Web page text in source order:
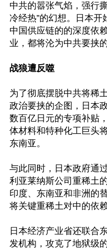
中共的嚣张气焰，强行
冷经热”的幻想。日本
中国供应链的的深度依
业，都将沦为中共要挟的
战狼遭反噬
为了彻底摆脱中共将稀
政治要挟的企图，日本
数百亿日元的专项补贴
体材料和特种化工巨头
东南亚。
与此同时，日本政府通
利亚莱纳斯公司重稀土
印度、东南亚和非洲的
将关键重稀土对中的依
日本经济产业省还联合
发机构，攻克了地狱级